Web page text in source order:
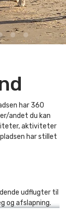
har 360
andet du kan
aktiviteter
har stillet
udflugter til
og afslapning.